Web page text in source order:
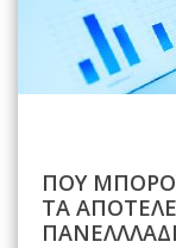
ΠΟΥ
ΤΑ